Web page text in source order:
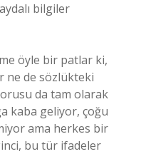
bilgiler
öyle bir patlar ki,
ne de sözlükteki
da tam olarak
kaba geliyor, çoğu
ama herkes bir
bu tür ifadeler